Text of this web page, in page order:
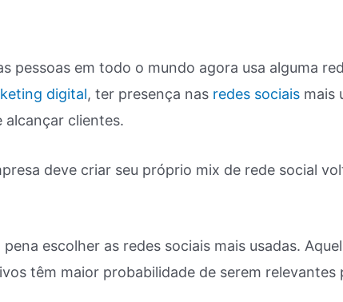
pessoas em todo o mundo agora usa alguma
digital, ter presença nas redes sociais mais
alcançar clientes.
deve criar seu próprio mix de rede social
escolher as redes sociais mais usadas.
têm maior probabilidade de serem relevantes